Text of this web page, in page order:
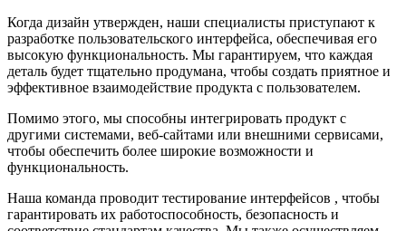
Когда дизайн утвержден, наши специалисты приступают к
разработке пользовательского интерфейса, обеспечивая его
высокую функциональность. Мы гарантируем, что каждая
деталь будет тщательно продумана, чтобы создать приятное и
эффективное взаимодействие продукта с пользователем.
Помимо этого, мы способны интегрировать продукт с
другими системами, веб-сайтами или внешними сервисами,
чтобы обеспечить более широкие возможности и
функциональность.
Наша команда проводит тестирование интерфейсов , чтобы
гарантировать их работоспособность, безопасность и